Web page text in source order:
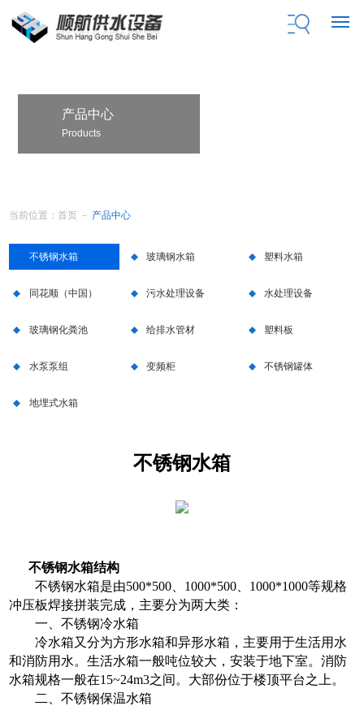
产品中心
Products
当前位置：首页 － 产品中心
不锈钢水箱 玻璃钢水箱 塑料水箱
同花顺（中国） 污水处理设备 水处理设备
玻璃钢化粪池 给排水管材 塑料板
水泵泵组 变频柜 不锈钢罐体
地埋式水箱
不锈钢水箱
不锈钢水箱结构
不锈钢水箱是由500*500、1000*500、1000*1000等规格
冲压板焊接拼装完成，主要分为两大类：
一、不锈钢冷水箱
冷水箱又分为方形水箱和异形水箱，主要用于生活用水
和消防用水。生活水箱一般吨位较大，安装于地下室。消防
水箱规格一般在15~24m3之间。大部份位于楼顶平台之上。
二、不锈钢保温水箱